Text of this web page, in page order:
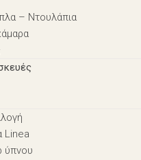
– Nτουλάπια
Linea
ύπνου